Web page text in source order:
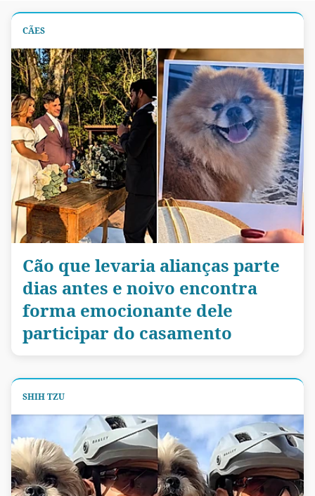
CÃES
Cão que levaria alianças parte
dias antes e noivo encontra
forma emocionante dele
participar do casamento
SHIH TZU